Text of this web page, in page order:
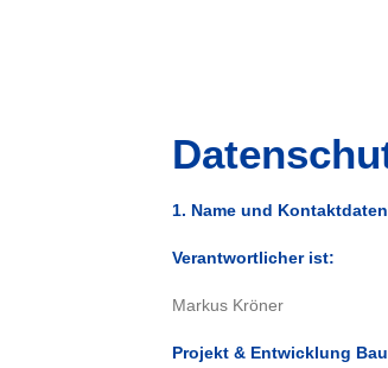
1. Name und
Verantwortlicher ist:
Markus Kröner
Projekt & Entwicklung